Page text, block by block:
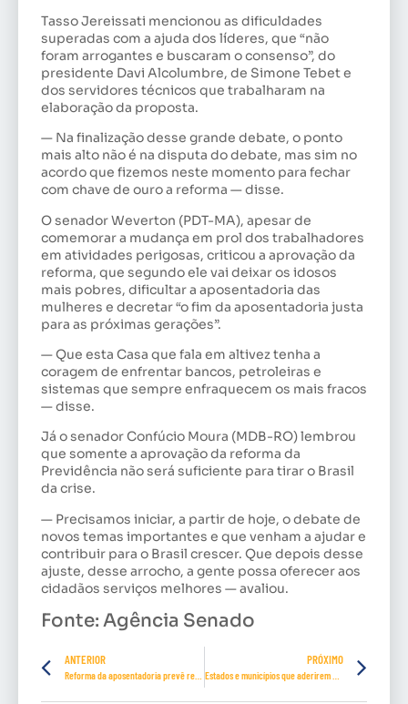
Tasso Jereissati mencionou as dificuldades
superadas com a ajuda dos líderes, que “não
foram arrogantes e buscaram o consenso”, do
presidente Davi Alcolumbre, de Simone Tebet e
dos servidores técnicos que trabalharam na
elaboração da proposta.
— Na finalização desse grande debate, o ponto
mais alto não é na disputa do debate, mas sim no
acordo que fizemos neste momento para fechar
com chave de ouro a reforma — disse.
O senador Weverton (PDT-MA), apesar de
comemorar a mudança em prol dos trabalhadores
em atividades perigosas, criticou a aprovação da
reforma, que segundo ele vai deixar os idosos
mais pobres, dificultar a aposentadoria das
mulheres e decretar “o fim da aposentadoria justa
para as próximas gerações”.
— Que esta Casa que fala em altivez tenha a
coragem de enfrentar bancos, petroleiras e
sistemas que sempre enfraquecem os mais fracos
— disse.
Já o senador Confúcio Moura (MDB-RO) lembrou
que somente a aprovação da reforma da
Previdência não será suficiente para tirar o Brasil
da crise.
— Precisamos iniciar, a partir de hoje, o debate de
novos temas importantes e que venham a ajudar e
contribuir para o Brasil crescer. Que depois desse
ajuste, desse arrocho, a gente possa oferecer aos
cidadãos serviços melhores — avaliou.
Fonte: Agência Senado
ANTERIOR PRÓXIMO